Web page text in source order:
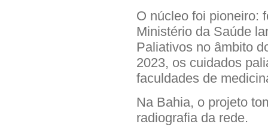
O núcleo foi pioneiro:
Ministério da Saúde
Paliativos no âmbito
2023, os cuidados
faculdades de
Na Bahia, o projeto
radiografia da rede.